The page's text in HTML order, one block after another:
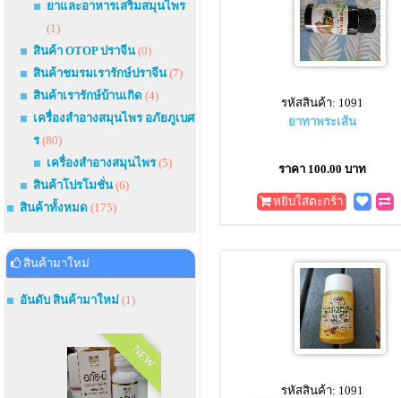
ยาและอาหารเสริมสมุนไพร
(1)
สินค้า OTOP ปราจีน(0)
สินค้าชมรมเรารักษ์ปราจีน(7)
สินค้าเรารักษ์บ้านเกิด (4)
เครื่องสำอางสมุนไพร อภัยภูเบศ
ร(80)
เครื่องสำอางสมุนไพร(5)
สินค้าโปรโมชั่น(6)
สินค้าทั้งหมด (175)
สินค้ามาใหม่
อันดับ สินค้ามาใหม่ (1)
NEW
รหัสสินค้า: 1091
ยาทาพระเส้น
ราคา 100.00 บาท
หยิบใส่ตะกร้า
รหัสสินค้า: 1091